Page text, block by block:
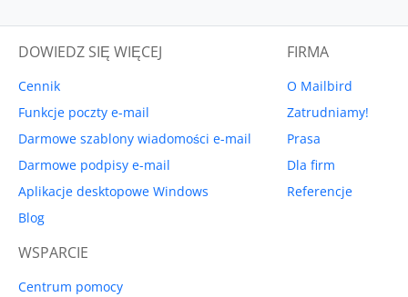
DOWIEDZ SIĘ WIĘCEJ
Cennik
Funkcje poczty e-mail
Darmowe szablony wiadomości e-mail
Darmowe podpisy e-mail
Aplikacje desktopowe Windows
Blog
FIRMA
O Mailbird
Zatrudniamy!
Prasa
Dla firm
Referencje
WSPARCIE
Centrum pomocy